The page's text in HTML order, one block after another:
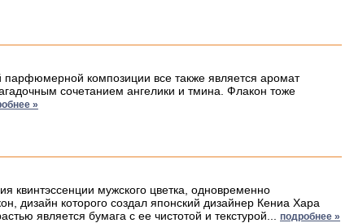
парфюмерной композиции все также является аромат
сочетанием ангелики и тмина. Флакон тоже
»
квинтэссенции мужского цветка, одновременно
дизайн которого создал японский дизайнер Кениа Хара
является бумага с ее чистотой и текстурой... подробнее »